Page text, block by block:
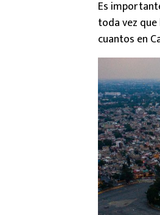
Es
toda vez
cuantos en